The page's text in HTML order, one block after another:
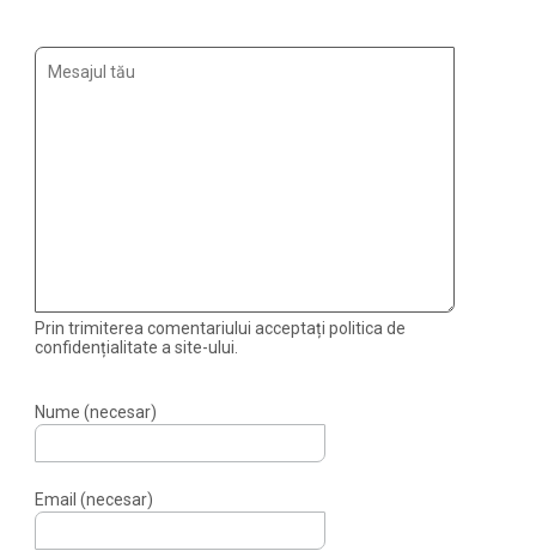
Prin trimiterea comentariului acceptați politica de
confidențialitate a site-ului.
Nume (necesar)
Email (necesar)